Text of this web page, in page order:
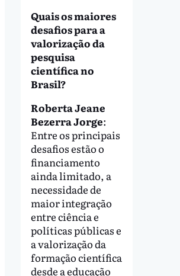
Quais os maiores
desafios para a
valorização da
pesquisa
científica no
Brasil?
Roberta Jeane
Bezerra Jorge:
Entre os principais
desafios estão o
financiamento
ainda limitado, a
necessidade de
maior integração
entre ciência e
políticas públicas e
a valorização da
formação científica
desde a educação